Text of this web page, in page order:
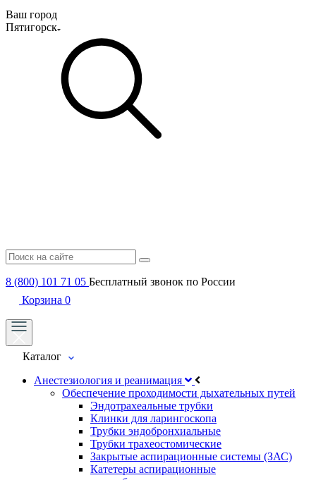
Ваш город
Пятигорск
8 (800) 101 71 05 Бесплатный звонок по России
Корзина 0
Каталог
Анестезиология и реанимация
Обеспечение проходимости дыхательных путей
Эндотрахеальные трубки
Клинки для ларингоскопа
Трубки эндобронхиальные
Трубки трахеостомические
Закрытые аспирационные системы (ЗАС)
Катетеры аспирационные